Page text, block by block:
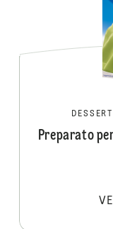
DESSERT
Preparato